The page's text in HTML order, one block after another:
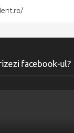
facebook-ul?